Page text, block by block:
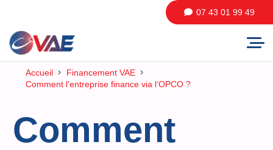
07 43 01 99 49
Accueil
Financement VAE
Comment l’entreprise finance via l’OPCO ?
Comment